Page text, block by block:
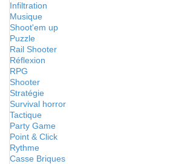
Infiltration
Musique
Shoot'em up
Puzzle
Rail Shooter
Réflexion
RPG
Shooter
Stratégie
Survival horror
Tactique
Party Game
Point & Click
Rythme
Casse Briques